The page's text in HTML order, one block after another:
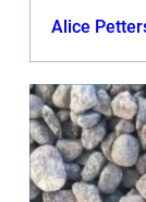
Alice